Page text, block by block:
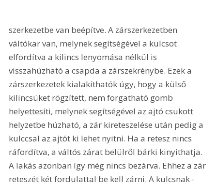
szerkezetbe van beépítve. A zárszerkezetben
váltókar van, melynek segítségével a kulcsot
elfordítva a kilincs lenyomása nélkül is
visszahúzható a csapda a zárszekrénybe. Ezek a
zárszerkezetek kialakíthatók úgy, hogy a külső
kilincsüket rögzített, nem forgatható gomb
helyettesíti, melynek segítségével az ajtó csukott
helyzetbe húzható, a zár kireteszelése után pedig a
kulccsal az ajtót ki lehet nyitni. Ha a retesz nincs
ráfordítva, a váltós zárat belülről bárki kinyithatja.
A lakás azonban így még nincs bezárva. Ehhez a zár
reteszét két fordulattal be kell zárni. A kulcsnak -